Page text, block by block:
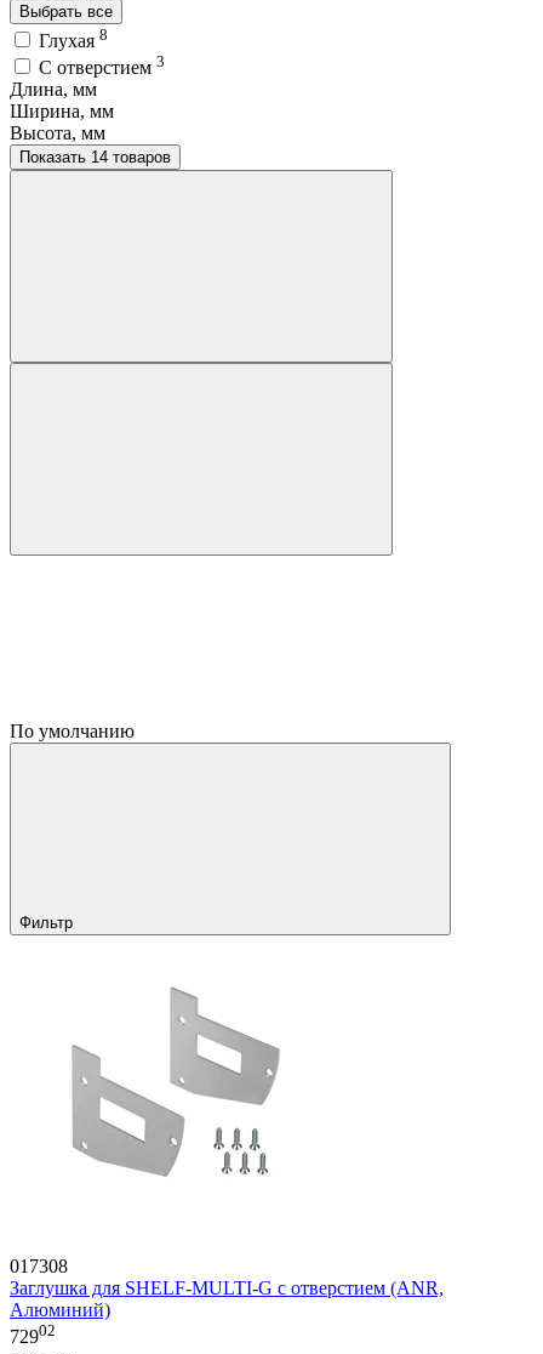
Выбрать все
Глухая 8
С отверстием 3
Длина, мм
Ширина, мм
Высота, мм
Показать 14 товаров
По умолчанию
Фильтр
017308
Заглушка для SHELF-MULTI-G с отверстием (ANR,
Алюминий)
72902